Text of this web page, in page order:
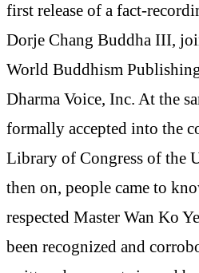
first release of a fact-
Dorje Chang Buddha III,
World Buddhism
Dharma Voice, Inc. At the
formally accepted into the
Library of Congress of the
then on, people came to
respected Master Wan Ko
been recognized and